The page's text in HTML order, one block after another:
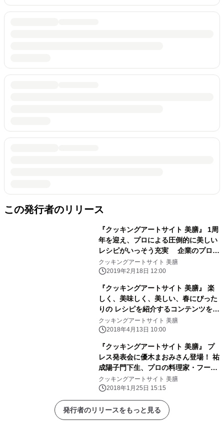
この発行者のリリース
『クッキングアートサイト 美膳』 1周
年を迎え、プロによる圧倒的に美しい
レシピがいっそう充実 企業のプロモ
ーション活動のサポートも
クッキングアートサイト 美膳
2019年2月18日 12:00
『クッキングアートサイト 美膳』 楽
しく、美味しく、美しい、春にぴった
りの レシピを紹介するコンテンツをリ
リース
クッキングアートサイト 美膳
2018年4月13日 10:00
『クッキングアートサイト 美膳』 プ
レス発表会に優木まおみさん登場！ 祐
成陽子門下生、プロの料理家・フード
コーディネーター直伝 プロ仕様のレ
シピ、 インスタジェニックな食のコー
ディネートも学べる
クッキングアートサイト 美膳
2018年1月25日 15:15
発行者のリリースをもっと見る